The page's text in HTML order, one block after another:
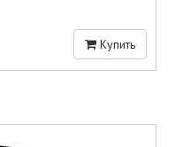
Купить